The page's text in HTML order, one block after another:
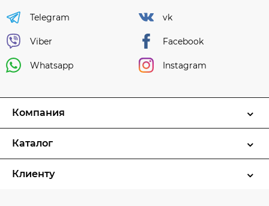
Telegram
Viber
Whatsapp
vk
Facebook
Instagram
Компания
Каталог
Клиенту